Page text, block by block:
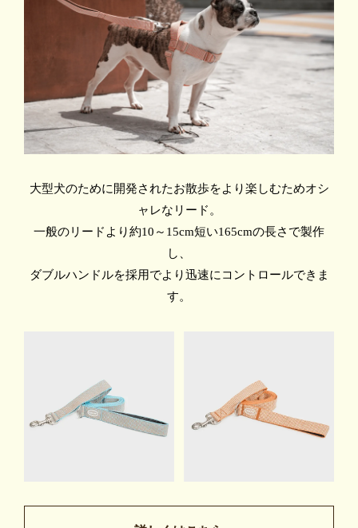
大型犬のために開発されたお散歩をより楽しむためオシ
ャレなリード。
一般のリードより約10～15cm短い165cmの長さで製作
し、
ダブルハンドルを採用でより迅速にコントロールできま
す。